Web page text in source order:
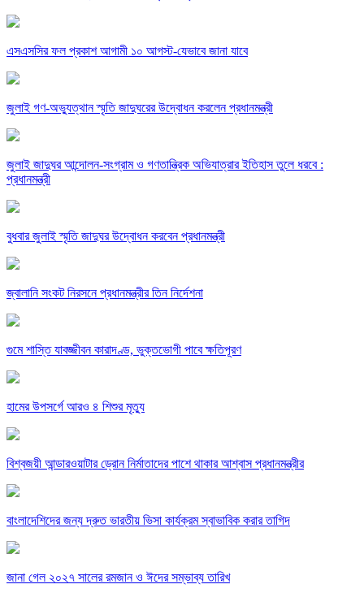
এসএসসির ফল প্রকাশ আগামী ১০ আগস্ট-যেভাবে জানা যাবে
জুলাই গণ-অভ্যুত্থান স্মৃতি জাদুঘরের উদ্বোধন করলেন প্রধানমন্ত্রী
জুলাই জাদুঘর আন্দোলন-সংগ্রাম ও গণতান্ত্রিক অভিযাত্রার ইতিহাস তুলে ধরবে :
প্রধানমন্ত্রী
বুধবার জুলাই স্মৃতি জাদুঘর উদ্বোধন করবেন প্রধানমন্ত্রী
জ্বালানি সংকট নিরসনে প্রধানমন্ত্রীর তিন নির্দেশনা
গুমে শাস্তি যাবজ্জীবন কারাদণ্ড, ভুক্তভোগী পাবে ক্ষতিপূরণ
হামের উপসর্গে আরও ৪ শিশুর মৃত্যু
বিশ্বজয়ী আন্ডারওয়াটার ড্রোন নির্মাতাদের পাশে থাকার আশ্বাস প্রধানমন্ত্রীর
বাংলাদেশিদের জন্য দ্রুত ভারতীয় ভিসা কার্যক্রম স্বাভাবিক করার তাগিদ
জানা গেল ২০২৭ সালের রমজান ও ঈদের সম্ভাব্য তারিখ